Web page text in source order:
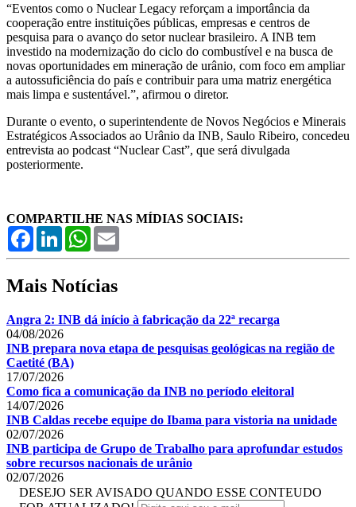
“Eventos como o Nuclear Legacy reforçam a importância da
cooperação entre instituições públicas, empresas e centros de
pesquisa para o avanço do setor nuclear brasileiro. A INB tem
investido na modernização do ciclo do combustível e na busca de
novas oportunidades em mineração de urânio, com foco em ampliar
a autossuficiência do país e contribuir para uma matriz energética
mais limpa e sustentável.”, afirmou o diretor.
Durante o evento, o superintendente de Novos Negócios e Minerais
Estratégicos Associados ao Urânio da INB, Saulo Ribeiro, concedeu
entrevista ao podcast “Nuclear Cast”, que será divulgada
posteriormente.
COMPARTILHE NAS MÍDIAS SOCIAIS:
FacebookLinkedInWhatsApp
Mais Notícias
Angra 2: INB dá início à fabricação da 22ª recarga
04/08/2026
INB prepara nova etapa de pesquisas geológicas na região de
Caetité (BA)
17/07/2026
Como fica a comunicação da INB no período eleitoral
14/07/2026
INB Caldas recebe equipe do Ibama para vistoria na unidade
02/07/2026
INB participa de Grupo de Trabalho para aprofundar estudos
sobre recursos nacionais de urânio
02/07/2026
DESEJO SER AVISADO QUANDO ESSE CONTEUDO